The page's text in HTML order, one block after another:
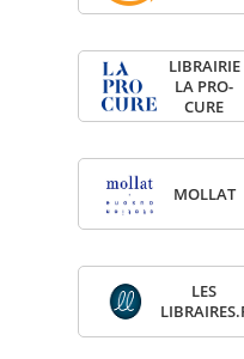
LIBRAI­RIE
LA PRO­
CURE
MOL­LAT
LES